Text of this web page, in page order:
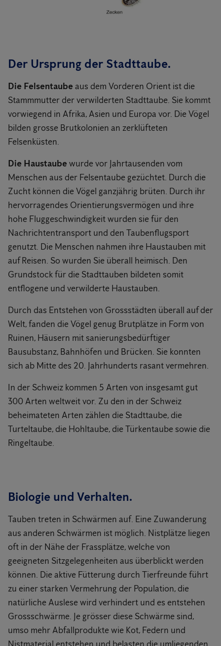
Der Ursprung der Stadttaube.
Die Felsentaube aus dem Vorderen Orient ist die
Stammmutter der verwilderten Stadttaube. Sie kommt
vorwiegend in Afrika, Asien und Europa vor. Die Vögel
bilden grosse Brutkolonien an zerklüfteten
Felsenküsten.
Die Haustaube wurde vor Jahrtausenden vom
Menschen aus der Felsentaube gezüchtet. Durch die
Zucht können die Vögel ganzjährig brüten. Durch ihr
hervorragendes Orientierungsvermögen und ihre
hohe Fluggeschwindigkeit wurden sie für den
Nachrichtentransport und den Taubenflugsport
genutzt. Die Menschen nahmen ihre Haustauben mit
auf Reisen. So wurden Sie überall heimisch. Den
Grundstock für die Stadttauben bildeten somit
entflogene und verwilderte Haustauben.
Durch das Entstehen von Grossstädten überall auf der
Welt, fanden die Vögel genug Brutplätze in Form von
Ruinen, Häusern mit sanierungsbedürftiger
Bausubstanz, Bahnhöfen und Brücken. Sie konnten
sich ab Mitte des 20. Jahrhunderts rasant vermehren.
In der Schweiz kommen 5 Arten von insgesamt gut
300 Arten weltweit vor. Zu den in der Schweiz
beheimateten Arten zählen die Stadttaube, die
Turteltaube, die Hohltaube, die Türkentaube sowie die
Ringeltaube.
Biologie und Verhalten.
Tauben treten in Schwärmen auf. Eine Zuwanderung
aus anderen Schwärmen ist möglich. Nistplätze liegen
oft in der Nähe der Frassplätze, welche von
geeigneten Sitzgelegenheiten aus überblickt werden
können. Die aktive Fütterung durch Tierfreunde führt
zu einer starken Vermehrung der Population, die
natürliche Auslese wird verhindert und es entstehen
Grossschwärme. Je grösser diese Schwärme sind,
umso mehr Abfallprodukte wie Kot, Federn und